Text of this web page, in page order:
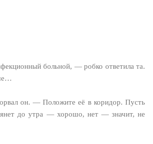
больной, — робко ответила та.
он. — Положите её в коридор. Пусть
до утра — хорошо, нет — значит, не